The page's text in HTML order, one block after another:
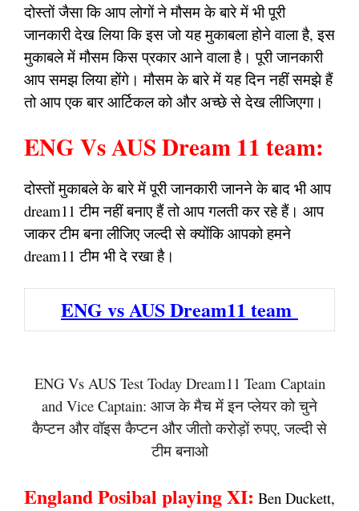
दोस्तों जैसा कि आप लोगों ने मौसम के बारे में भी पूरी
जानकारी देख लिया कि इस जो यह मुकाबला होने वाला है, इस
मुकाबले में मौसम किस प्रकार आने वाला है। पूरी जानकारी
आप समझ लिया होंगे। मौसम के बारे में यह दिन नहीं समझे हैं
तो आप एक बार आर्टिकल को और अच्छे से देख लीजिएगा।
ENG Vs AUS Dream 11 team:
दोस्तों मुकाबले के बारे में पूरी जानकारी जानने के बाद भी आप
dream11 टीम नहीं बनाए हैं तो आप गलती कर रहे हैं। आप
जाकर टीम बना लीजिए जल्दी से क्योंकि आपको हमने
dream11 टीम भी दे रखा है।
ENG vs AUS Dream11 team
ENG Vs AUS Test Today Dream11 Team Captain
and Vice Captain: आज के मैच में इन प्लेयर को चुने
कैप्टन और वॉइस कैप्टन और जीतो करोड़ों रुपए, जल्दी से
टीम बनाओ
England Posibal playing XI: Ben Duckett,